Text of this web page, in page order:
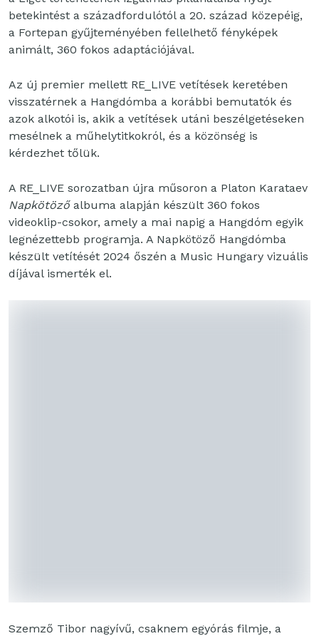
betekintést a századfordulótól a 20. század közepéig,
a Fortepan gyűjteményében fellelhető fényképek
animált, 360 fokos adaptációjával.
Az új premier mellett RE_LIVE vetítések keretében
visszatérnek a Hangdómba a korábbi bemutatók és
azok alkotói is, akik a vetítések utáni beszélgetéseken
mesélnek a műhelytitkokról, és a közönség is
kérdezhet tőlük.
A RE_LIVE sorozatban újra műsoron a Platon Karataev
Napkötöző albuma alapján készült 360 fokos
videoklip-csokor, amely a mai napig a Hangdóm egyik
legnézettebb programja. A Napkötöző Hangdómba
készült vetítését 2024 őszén a Music Hungary vizuális
díjával ismerték el.
Szemző Tibor nagyívű, csaknem egyórás filmje, a